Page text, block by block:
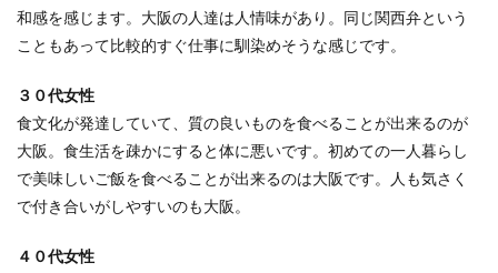
介護施設で働く看護師は、病院で働く看護師とど
う違うのでしょうか？では、介護施設で働く看護
師の...
和感を感じます。大阪の人達は人情味があり。同じ関西弁という
こともあって比較的すぐ仕事に馴染めそうな感じです。
３０代女性
食文化が発達していて、質の良いものを食べることが出来るのが
大阪。食生活を疎かにすると体に悪いです。初めての一人暮らし
で美味しいご飯を食べることが出来るのは大阪です。人も気さく
で付き合いがしやすいのも大阪。
４０代女性